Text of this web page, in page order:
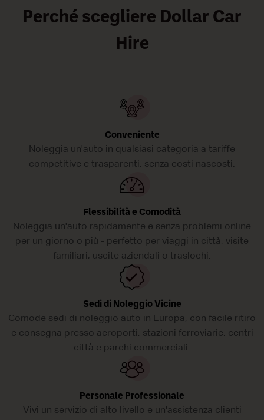
spostamenti attraverso Milan rientrino nel vostro budget! Prendete
un&;auto a noleggio Dollar a Milan Central Rr Stn oggi stesso!!
Perché scegliere Dollar Car
Hire
Conveniente
Noleggia un'auto in qualsiasi categoria a tariffe
competitive e trasparenti, senza costi nascosti.
Flessibilità e Comodità
Noleggia un'auto rapidamente e senza problemi online
per un giorno o più - perfetto per viaggi in città, visite
familiari, uscite aziendali o traslochi.
Sedi di Noleggio Vicine
Comode sedi di noleggio auto in Europa, con facile ritiro
e consegna presso aeroporti, stazioni ferroviarie, centri
città e parchi commerciali.
Personale Professionale
Vivi un servizio di alto livello e un'assistenza clienti